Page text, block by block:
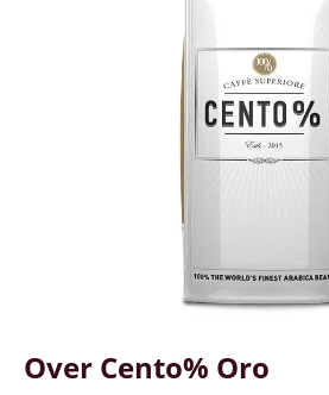
Over Cento% Oro